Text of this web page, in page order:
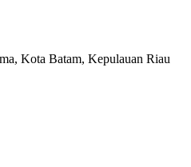
Kota Batam, Kepulauan Riau